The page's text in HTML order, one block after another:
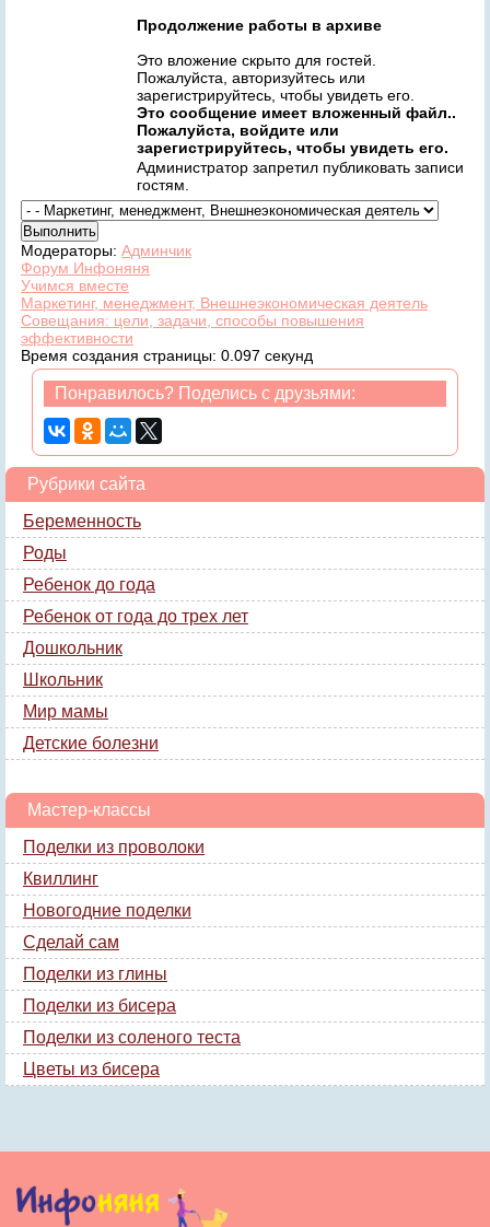
Продолжение работы в архиве
Это вложение скрыто для гостей.
Пожалуйста, авторизуйтесь или
зарегистрируйтесь, чтобы увидеть его.
Это сообщение имеет вложенный файл..
Пожалуйста, войдите или
зарегистрируйтесь, чтобы увидеть его.
Администратор запретил публиковать записи
гостям.
Модераторы: Админчик
Форум Инфоняня
Учимся вместе
Маркетинг, менеджмент, Внешнеэкономическая деятель
Совещания: цели, задачи, способы повышения
эффективности
Время создания страницы: 0.097 секунд
Понравилось? Поделись с друзьями:
Рубрики сайта
Беременность
Роды
Ребенок до года
Ребенок от года до трех лет
Дошкольник
Школьник
Мир мамы
Детские болезни
Мастер-классы
Поделки из проволоки
Квиллинг
Новогодние поделки
Сделай сам
Поделки из глины
Поделки из бисера
Поделки из соленого теста
Цветы из бисера